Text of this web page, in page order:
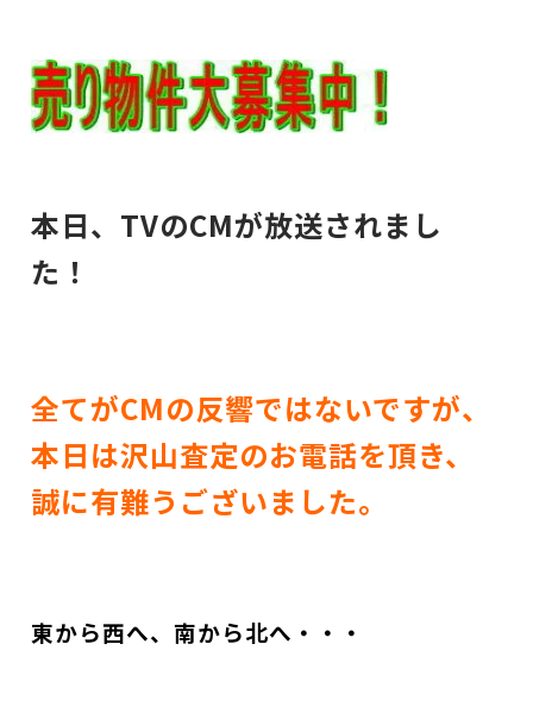
本日、TVのCMが放送されまし
た！
全てがCMの反響ではないですが、
本日は沢山査定のお電話を頂き、
誠に有難うございました。
東から西へ、南から北へ・・・